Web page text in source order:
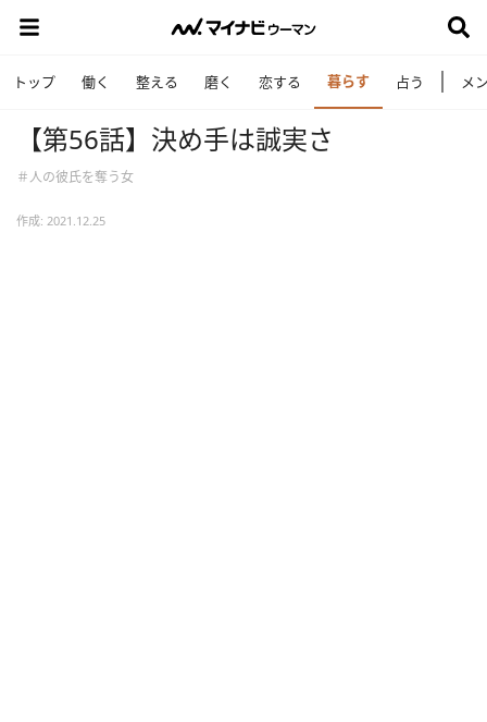
トップ 働く 整える 磨く 恋する 暮らす 占う メ
【第56話】決め手は誠実さ
＃人の彼氏を奪う女
作成: 2021.12.25